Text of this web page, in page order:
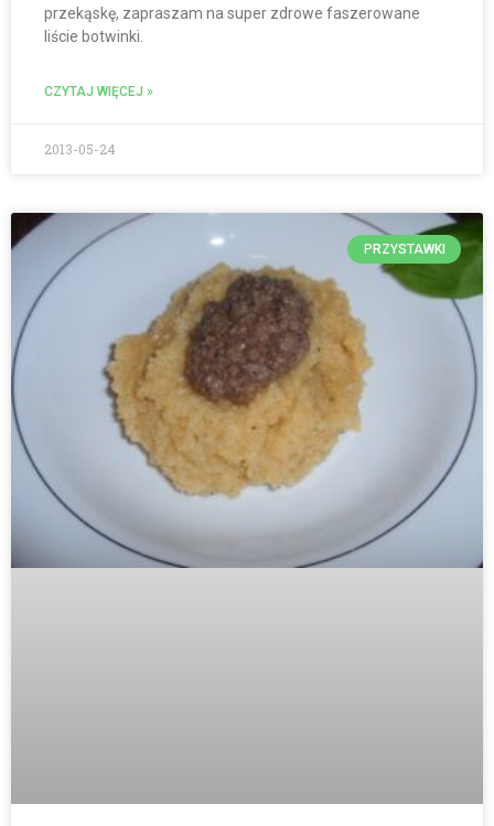
przekąskę, zapraszam na super zdrowe faszerowane
liście botwinki.
CZYTAJ WIĘCEJ »
2013-05-24
PRZYSTAWKI